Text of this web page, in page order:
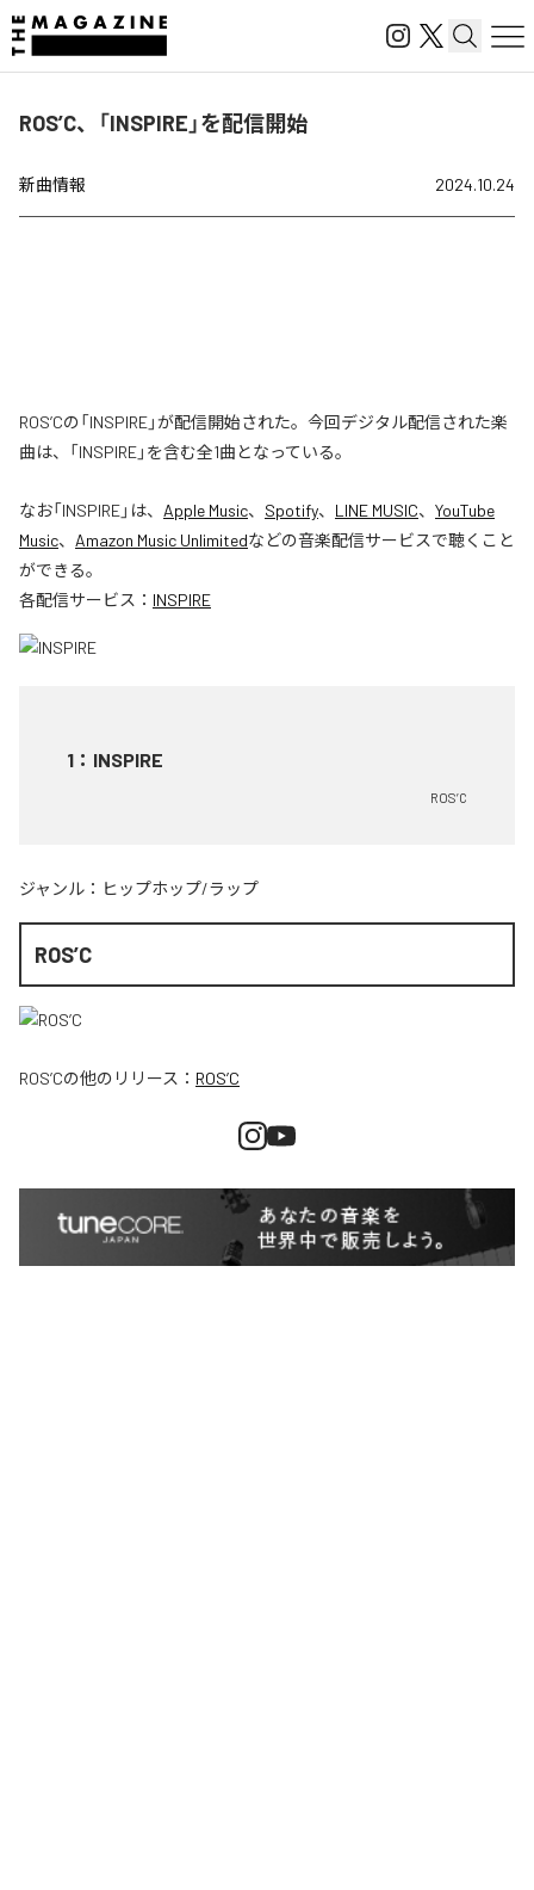
ROS’C、「INSPIRE」を配信開始
新曲情報 2024.10.24
ROS’Cの「INSPIRE」が配信開始された。今回デジタル配信された楽
曲は、「INSPIRE」を含む全1曲となっている。
なお「INSPIRE」は、 Apple Music、 Spotify、 LINE MUSIC、 YouTube
Music、 Amazon Music Unlimitedなどの音楽配信サービスで聴くこと
ができる。
各配信サービス： INSPIRE
1 ： INSPIRE
ROS’C
ジャンル： ヒップホップ/ラップ
ROS’C
ROS’Cの他のリリース： ROS’C